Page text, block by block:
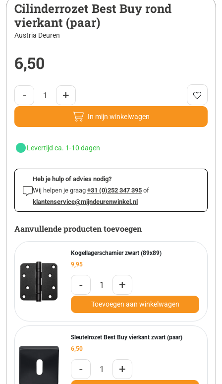
Cilinderrozet Best Buy rond
vierkant (paar)
Austria Deuren
6,50
- +
In mijn winkelwagen
Levertijd ca. 1-10 dagen
Heb je hulp of advies nodig?
Wij helpen je graag +31 (0)252 347 395 of
klantenservice@mijndeurenwinkel.nl
Aanvullende producten toevoegen
Kogellagerscharnier zwart (89x89)
9,95
- +
Toevoegen aan winkelwagen
Sleutelrozet Best Buy vierkant zwart (paar)
6,50
- +